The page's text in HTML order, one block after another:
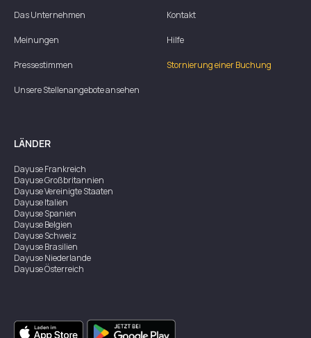
Das Unternehmen
Meinungen
Pressestimmen
Unsere Stellenangebote ansehen
Kontakt
Hilfe
Stornierung einer Buchung
LÄNDER
DayuseFrankreich
DayuseGroßbritannien
DayuseVereinigte Staaten
DayuseItalien
DayuseSpanien
DayuseBelgien
DayuseSchweiz
DayuseBrasilien
DayuseNiederlande
DayuseÖsterreich
DayuseSingapur
DayuseZweden